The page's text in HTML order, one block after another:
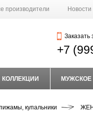
производители Новости
Заказать
+7
КОЛЛЕКЦИИ МУЖСКОЕ
купальники